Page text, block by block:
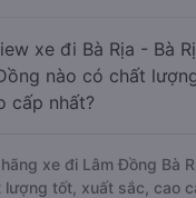
xe đi Bà Rịa - Bà
nào có chất
cấp nhất?
xe đi Lâm Đồng Bà
lượng tốt, xuất sắc, cao